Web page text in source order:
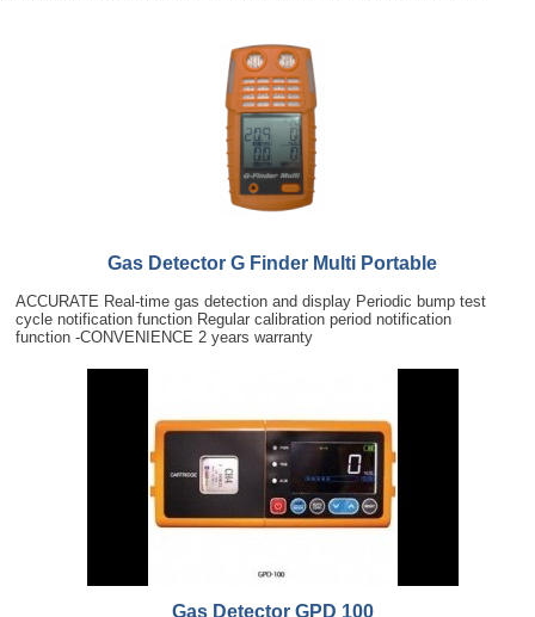
Gas Detector G Finder Multi Portable
ACCURATE Real-time gas detection and display Periodic bump test
cycle notification function Regular calibration period notification
function -CONVENIENCE 2 years warranty
Gas Detector GPD 100